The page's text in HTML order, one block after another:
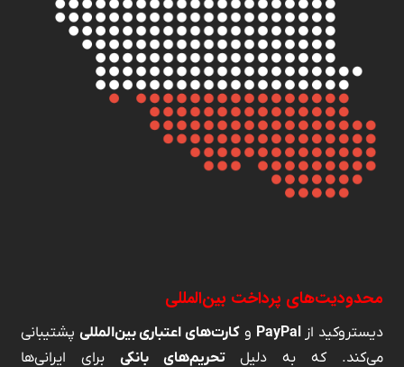
محدودیت‌های پرداخت بین‌المللی
دیستروکید ازPayPal و کارت‌های اعتباری بین‌المللی پشتیبانی
می‌کند. که به دلیلتحریم‌های بانکی برای ایرانی‌ها